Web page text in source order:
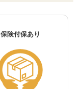
保険付保あり